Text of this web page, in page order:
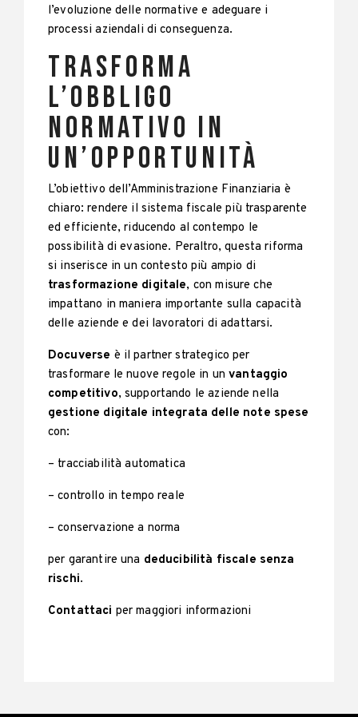
l’evoluzione delle normative e adeguare i
processi aziendali di conseguenza.
Trasforma
l’obbligo
normativo in
un’opportunità
L’obiettivo dell’Amministrazione Finanziaria è
chiaro: rendere il sistema fiscale più trasparente
ed efficiente, riducendo al contempo le
possibilità di evasione. Peraltro, questa riforma
si inserisce in un contesto più ampio di
trasformazione digitale, con misure che
impattano in maniera importante sulla capacità
delle aziende e dei lavoratori di adattarsi.
Docuverse è il partner strategico per
trasformare le nuove regole in unvantaggio
competitivo, supportando le aziende nella
gestione digitale integrata delle note spese
con:
– tracciabilità automatica
– controllo in tempo reale
– conservazione a norma
per garantire una deducibilità fiscale senza
rischi.
Contattaci per maggiori informazioni